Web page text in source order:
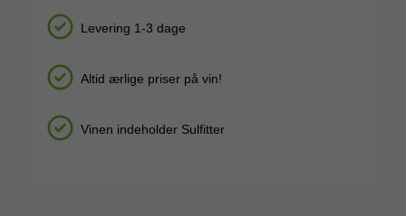
Levering 1-3 dage
Altid ærlige priser på vin!
Vinen indeholder Sulfitter